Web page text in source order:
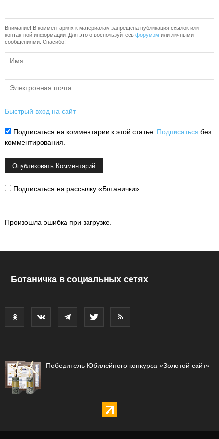
Внимание! В комментариях к материалам запрещена публикация ссылок или
контактной информации. Для этого воспользуйтесь форумом или личными
сообщениями. Спасибо!
Быстрый вход на сайт
Подписаться на комментарии к этой статье. Подписаться без
комментирования.
Подписаться на рассылку «Ботанички»
Произошла ошибка при загрузке.
Ботаничка в социальных сетях
Победитель Юбилейного конкурса «Золотой сайт»